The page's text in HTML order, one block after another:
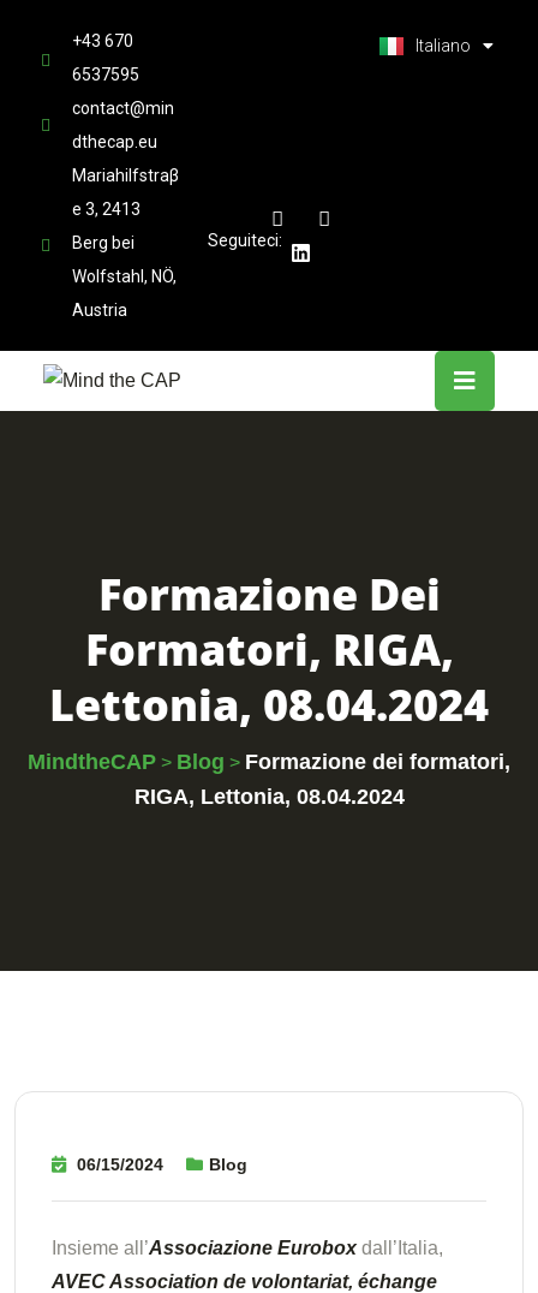
+43 670
6537595
contact@min
dthecap.eu
Mariahilfstraβ
e 3, 2413
Berg bei
Wolfstahl, NÖ,
Austria
Seguiteci:
Italiano
Latviešu valoda
Formazione Dei
Formatori, RIGA,
Lettonia, 08.04.2024
MindtheCAP > Blog > Formazione dei formatori,
RIGA, Lettonia, 08.04.2024
06/15/2024 Blog
Insieme all’Associazione Euroboxdall’Italia,
AVEC Association de volontariat, échange